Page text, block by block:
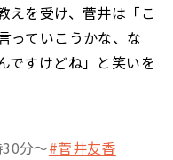
えを受け、菅井は「こ
っていこうかな、な
ですけどね」と笑いを
分〜#菅井友香